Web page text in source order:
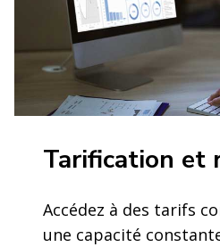
Tarification et
Accédez à des tarifs
une capacité